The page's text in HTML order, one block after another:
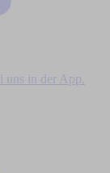
uns in der App.